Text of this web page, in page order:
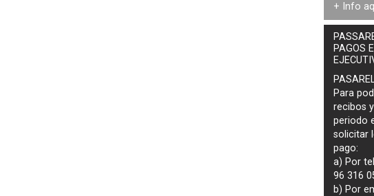
+ Info
PAGOS
Para
recibos
periodo
solicitar
pago:
a) Por
96 316
b) Por